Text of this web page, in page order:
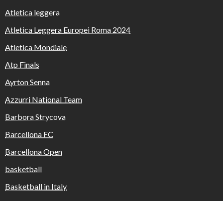
Atletica leggera
Atletica Leggera Europei Roma 2024
Atletica Mondiale
Atp Finals
Ayrton Senna
Azzurri National Team
Barbora Strycova
Barcellona FC
Barcellona Open
basketball
Basketball in Italy